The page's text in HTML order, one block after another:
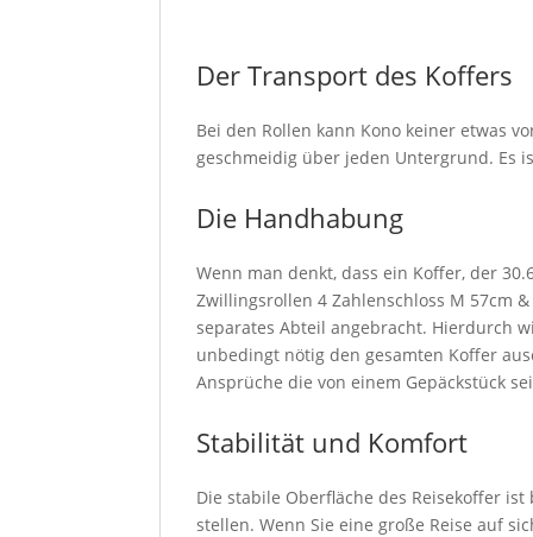
Der Transport des Koffers
Bei den Rollen kann Kono keiner etwas
geschmeidig über jeden Untergrund. Es
Die Handhabung
Wenn man denkt, dass ein Koffer, der
Zwillingsrollen 4 Zahlenschloss M 57cm
separates Abteil angebracht. Hierdurch
unbedingt nötig den gesamten Koffer
Ansprüche die von einem Gepäckstück
Stabilität und Komfort
Die stabile Oberfläche des Reisekoffer
stellen. Wenn Sie eine große Reise auf